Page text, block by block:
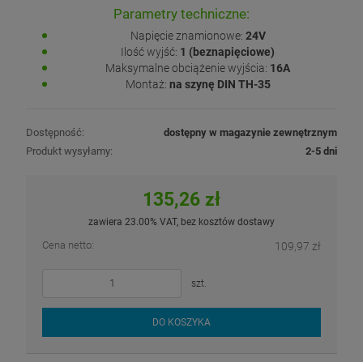
Parametry techniczne:
Napięcie znamionowe: 24V
Ilość wyjść: 1 (beznapięciowe)
Maksymalne obciążenie wyjścia: 16A
Montaż: na szynę DIN TH-35
Dostępność:
dostępny w magazynie zewnętrznym
Produkt wysyłamy:
2-5 dni
135,26 zł
zawiera 23.00% VAT, bez kosztów dostawy
Cena netto: 109,97 zł
szt.
DO KOSZYKA